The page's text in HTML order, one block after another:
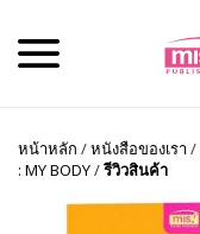
หน้าหลัก /หนังสือของเรา /
: MY BODY/รีวิวสินค้า